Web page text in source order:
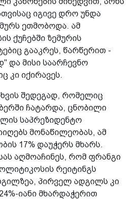
იგივე დრო უნდა
ეთმობოდა. ამ
ქუჩებში ზემურის
გააკრეს, წარწერით -
და მისი საარჩევნო
კი იქირავეს.
შედეგად, რომელიც
ჩატარდა, ცნობილი
საპრეზიდენტო
მონაწილეობას, ამ
17% დაუჭერს მხარს.
აღმოაჩინეს, რომ ფრანგი
რეიტინგს
პირველ ადგილს კი
იანი მხარდაჭერით